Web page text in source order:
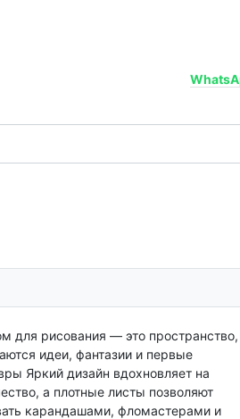
для рисования — это пространство,
идеи, фантазии и первые
Яркий дизайн вдохновляет на
а плотные листы позволяют
карандашами, фломастерами и